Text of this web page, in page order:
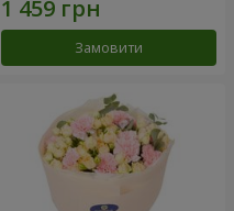
Замовити